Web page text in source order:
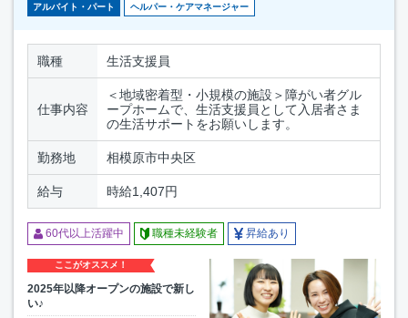
アルバイト・パート ヘルパー・ケアマネージャー
職種 生活支援員
仕事内容
＜地域密着型・小規模の施設＞障がい者グル
ープホームで、生活支援員として入居者さま
の生活サポートをお願いします。
勤務地 相模原市中央区
給与 時給1,407円
60代以上活躍中 職種未経験者 昇給あり
ここがオススメ！
2025年以降オープンの施設で新し
い♪